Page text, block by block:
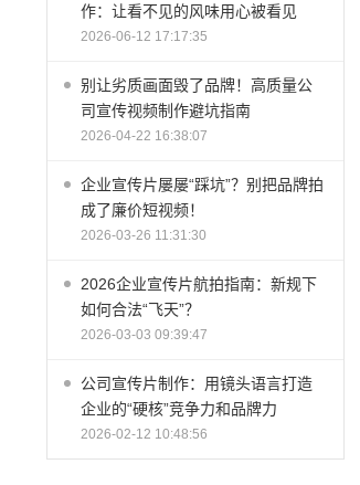
作：让看不见的风味用心被看见
2026-06-12 17:17:35
别让劣质画面毁了品牌！高质量公
司宣传视频制作避坑指南
2026-04-22 16:38:07
企业宣传片屡屡“踩坑”？别把品牌拍
成了廉价短视频！
2026-03-26 11:31:30
2026企业宣传片航拍指南：新规下
如何合法“飞天”？
2026-03-03 09:39:47
公司宣传片制作：用镜头语言打造
企业的“硬核”竞争力和品牌力
2026-02-12 10:48:56